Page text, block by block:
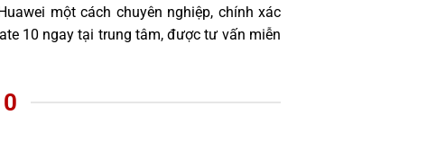
một cách chuyên nghiệp, chính xác
10 ngay tại trung tâm, được tư vấn miễn